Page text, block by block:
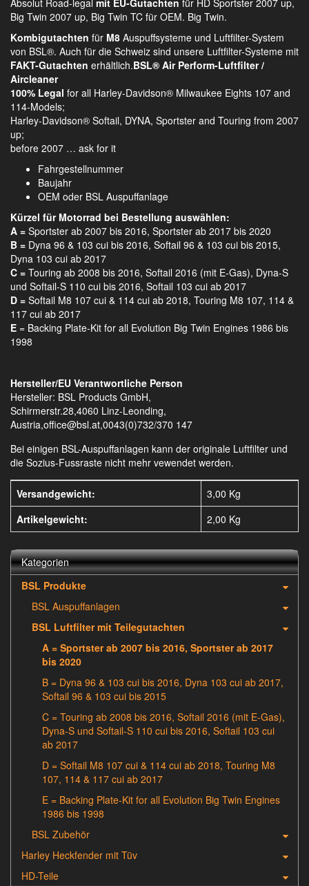
Absolut Road-legal mit EU-Gutachten für HD Sportster 2007 up,
Big Twin 2007 up, Big Twin TC für OEM. Big Twin.
Kombigutachten für M8 Auspuffsysteme und Luftfilter-System
von BSL®. Auch für die Schweiz sind unsere Luftfilter-Systeme mit
FAKT-Gutachten erhältlich.BSL® Air Perform-Luftfilter /
Aircleaner
100% Legal for all Harley-Davidson® Milwaukee Eights 107 and
114-Models;
Harley-Davidson® Softail, DYNA, Sportster and Touring from 2007
up;
before 2007 … ask for it
Fahrgestellnummer
Baujahr
OEM oder BSL Auspuffanlage
Kürzel für Motorrad bei Bestellung auswählen:
A = Sportster ab 2007 bis 2016, Sportster ab 2017 bis 2020
B = Dyna 96 & 103 cui bis 2016, Softail 96 & 103 cui bis 2015,
Dyna 103 cui ab 2017
C = Touring ab 2008 bis 2016, Softail 2016 (mit E-Gas), Dyna-S
und Softail-S 110 cui bis 2016, Softail 103 cui ab 2017
D = Softail M8 107 cui & 114 cui ab 2018, Touring M8 107, 114 &
117 cui ab 2017
E = Backing Plate-Kit for all Evolution Big Twin Engines 1986 bis
1998
Hersteller/EU Verantwortliche Person
Hersteller: BSL Products GmbH,
Schirmerstr.28,4060 Linz-Leonding,
Austria,office@bsl.at,0043(0)732/370 147
Bei einigen BSL-Auspuffanlagen kann der originale Luftfilter und
die Sozius-Fussraste nicht mehr vewendet werden.
Versandgewicht:
3,00 Kg
Artikelgewicht:
2,00 Kg
Kategorien
BSL Produkte
BSL Auspuffanlagen
BSL Luftfilter mit Teilegutachten
A = Sportster ab 2007 bis 2016, Sportster ab 2017
bis 2020
B = Dyna 96 & 103 cui bis 2016, Dyna 103 cui ab 2017,
Softail 96 & 103 cui bis 2015
C = Touring ab 2008 bis 2016, Softail 2016 (mit E-Gas),
Dyna-S und Softail-S 110 cui bis 2016, Softail 103 cui
ab 2017
D = Softail M8 107 cui & 114 cui ab 2018, Touring M8
107, 114 & 117 cui ab 2017
E = Backing Plate-Kit for all Evolution Big Twin Engines
1986 bis 1998
BSL Zubehör
Harley Heckfender mit Tüv
HD-Teile